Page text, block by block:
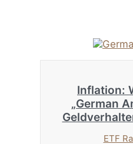
Inflation:
„German
ETF